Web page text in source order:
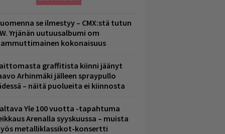
se ilmestyy – CMX:stä tutun
Yrjänän uutuusalbumi om
kokonaisuus
graffitista kiinni jäänyt
Arhinmäki jälleen spraypullo
– näitä puolueita ei kiinnosta
Yle 100 vuotta -tapahtuma
Arenalla syyskuussa – muista
metalliklassikot-konsertti